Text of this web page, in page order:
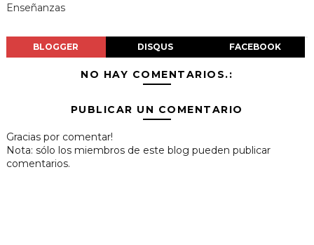
Enseñanzas
BLOGGER DISQUS FACEBOOK
NO HAY COMENTARIOS.:
PUBLICAR UN COMENTARIO
Gracias por comentar!
Nota: sólo los miembros de este blog pueden publicar
comentarios.